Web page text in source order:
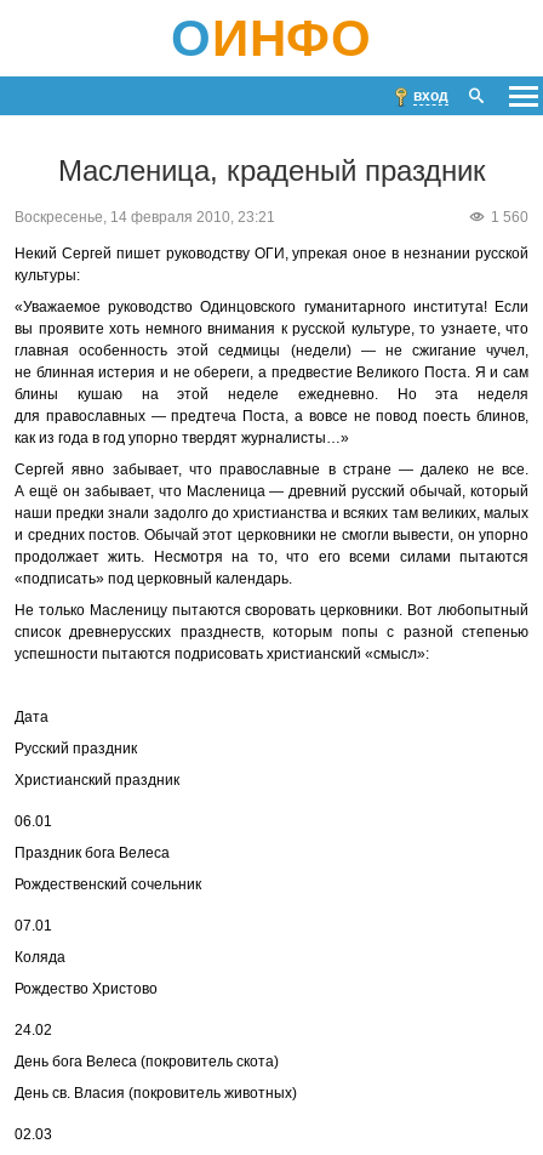
ОИНФО
вход
Масленица, краденый праздник
1 560
Воскресенье, 14 февраля 2010, 23:21
Некий Сергей пишет руководству ОГИ, упрекая оное в незнании русской
культуры:
«Уважаемое руководство Одинцовского гуманитарного института! Если
вы проявите хоть немного внимания к русской культуре, то узнаете, что
главная особенность этой седмицы (недели) — не сжигание чучел,
не блинная истерия и не обереги, а предвестие Великого Поста. Я и сам
блины кушаю на этой неделе ежедневно. Но эта неделя
для православных — предтеча Поста, а вовсе не повод поесть блинов,
как из года в год упорно твердят журналисты…»
Сергей явно забывает, что православные в стране — далеко не все.
А ещё он забывает, что Масленица — древний русский обычай, который
наши предки знали задолго до христианства и всяких там великих, малых
и средних постов. Обычай этот церковники не смогли вывести, он упорно
продолжает жить. Несмотря на то, что его всеми силами пытаются
«подписать» под церковный календарь.
Не только Масленицу пытаются своровать церковники. Вот любопытный
список древнерусских празднеств, которым попы с разной степенью
успешности пытаются подрисовать христианский «смысл»:
Дата
Русский праздник
Христианский праздник
06.01
Праздник бога Велеса
Рождественский сочельник
07.01
Коляда
Рождество Христово
24.02
День бога Велеса (покровитель скота)
День св. Власия (покровитель животных)
02.03